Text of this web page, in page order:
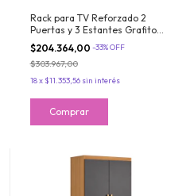
Rack para TV Reforzado 2
Puertas y 3 Estantes Grafito
Teca Maximo Milan
$204.364,00 -33%OFF
$303.967,00
18x $11.353,56 sin interés